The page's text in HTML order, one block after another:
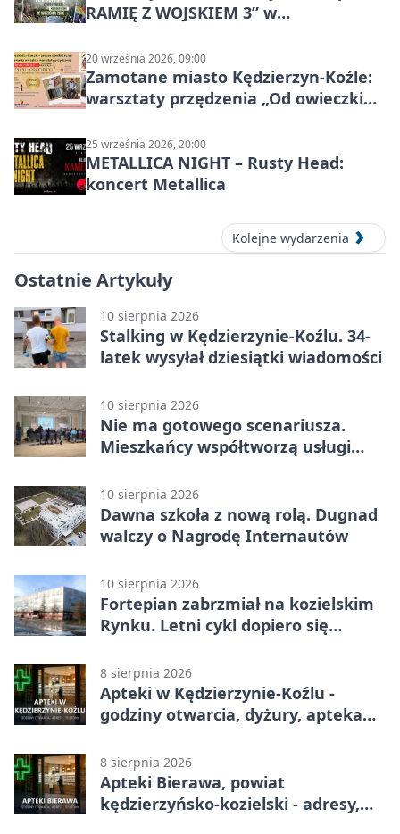
RAMIĘ Z WOJSKIEM 3” w
20 września 2026, 09:00
Zamotane miasto Kędzierzyn-Koźle:
warsztaty przędzenia „Od owieczki
25 września 2026, 20:00
METALLICA NIGHT – Rusty Head:
koncert Metallica
Kolejne wydarzenia
Ostatnie Artykuły
10 sierpnia 2026
Stalking w Kędzierzynie-Koźlu. 34-
latek wysyłał dziesiątki wiadomości
10 sierpnia 2026
Nie ma gotowego scenariusza.
Mieszkańcy współtworzą usługi
10 sierpnia 2026
Dawna szkoła z nową rolą. Dugnad
walczy o Nagrodę Internautów
10 sierpnia 2026
Fortepian zabrzmiał na kozielskim
Rynku. Letni cykl dopiero się
8 sierpnia 2026
Apteki w Kędzierzynie-Koźlu -
godziny otwarcia, dyżury, apteka
8 sierpnia 2026
Apteki Bierawa, powiat
kędzierzyńsko-kozielski - adresy,